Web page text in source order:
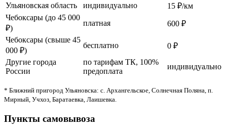
Ульяновская область
индивидуально
15 ₽/км
Чебоксары (до 45 000
₽)
платная
600 ₽
Чебоксары (свыше 45
000 ₽)
бесплатно
0 ₽
Другие города
России
по тарифам ТК, 100%
предоплата
индивидуально
* Ближний пригород Ульяновска: с. Архангельское, Солнечная Поляна, п.
Мирный, Учхоз, Баратаевка, Лаишевка.
Пункты самовывоза